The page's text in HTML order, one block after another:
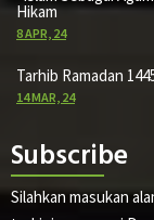
Hikam
8APR, 24
Tarhib Ramadan
14MAR, 24
Subscribe
Silahkan masukan